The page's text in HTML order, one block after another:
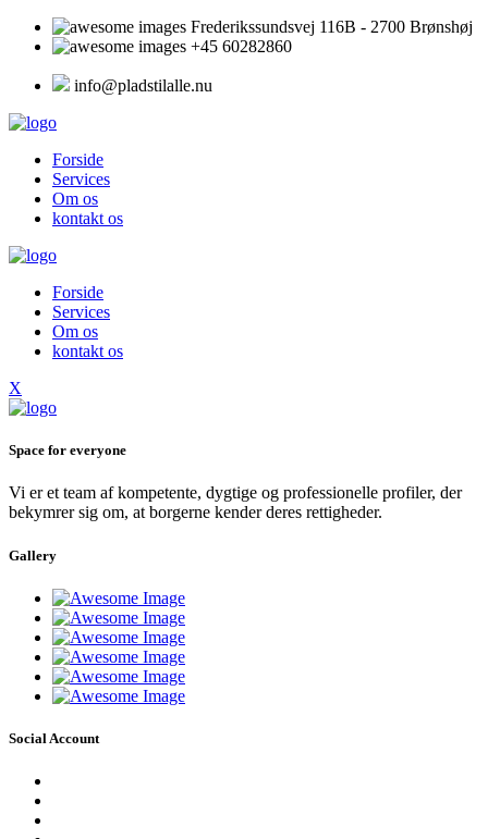
Frederikssundsvej 116B - 2700 Brønshøj
+45 60282860
info@pladstilalle.nu
Forside
Services
Om os
kontakt os
Forside
Services
Om os
kontakt os
X
Space for everyone
Vi er et team af kompetente, dygtige og professionelle profiler, der
bekymrer sig om, at borgerne kender deres rettigheder.
Gallery
Social Account